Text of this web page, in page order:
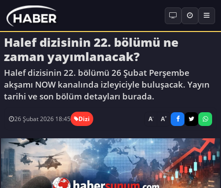
Halef dizisinin 22. bölümü ne
zaman yayımlanacak?
Halef dizisinin 22. bölümü 26 Şubat Perşembe
akşamı NOW kanalında izleyiciyle buluşacak. Yayın
tarihi ve son bölüm detayları burada.
26 Şubat 2026 18:45 Dizi A- A+